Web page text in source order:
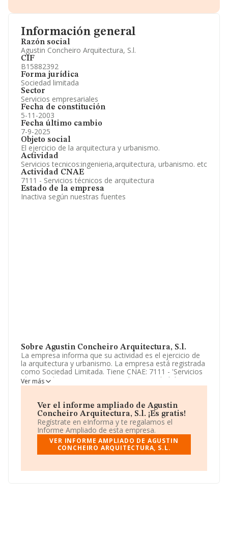
Información general
Razón social
Agustin Concheiro Arquitectura, S.l.
CIF
B15882392
Forma jurídica
Sociedad limitada
Sector
Servicios empresariales
Fecha de constitución
5-11-2003
Fecha último cambio
7-9-2025
Objeto social
El ejercicio de la arquitectura y urbanismo.
Actividad
Servicios tecnicos:ingenieria,arquitectura, urbanismo. etc
Actividad CNAE
7111 - Servicios técnicos de arquitectura
Estado de la empresa
Inactiva según nuestras fuentes
Sobre Agustin Concheiro Arquitectura, S.l.
La empresa informa que su actividad es el ejercicio de
la arquitectura y urbanismo. La empresa está registrada
como Sociedad Limitada. Tiene CNAE: 7111 - 'Servicios
técnicos de arquitectura'. No realiza actividad de
importación y/o exportación.
Para llamar las oficinas se puede hacer a través del
número 981210069.
La empresa españolaAgustín Concheiro
Arquitectura, S.L, B15882392, tiene su domicilio social
establecido en Calle San Andres núm. 143 2 Ef, (15003),
A Coruña, Galicia.
En base a la información de la que dispone INFORMA
Ver más
Ver el informe ampliado de Agustin
Concheiro Arquitectura, S.l. ¡Es gratis!
Regístrate en eInforma y te regalamos el
Informe Ampliado de esta empresa.
VER INFORME AMPLIADO DE AGUSTIN
CONCHEIRO ARQUITECTURA, S.L.
Información oficial y registral complementaria.